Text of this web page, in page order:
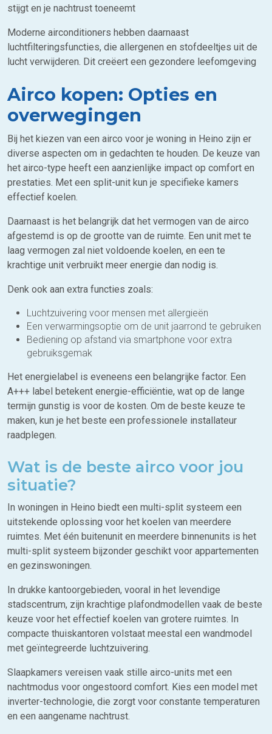
stijgt en je nachtrust toeneemt
Moderne airconditioners hebben daarnaast
luchtfilteringsfuncties, die allergenen en stofdeeltjes uit de
lucht verwijderen. Dit creëert een gezondere leefomgeving
Airco kopen: Opties en
overwegingen
Bij het kiezen van een airco voor je woning in Heino zijn er
diverse aspecten om in gedachten te houden. De keuze van
het airco-type heeft een aanzienlijke impact op comfort en
prestaties. Met een split-unit kun je specifieke kamers
effectief koelen.
Daarnaast is het belangrijk dat het vermogen van de airco
afgestemd is op de grootte van de ruimte. Een unit met te
laag vermogen zal niet voldoende koelen, en een te
krachtige unit verbruikt meer energie dan nodig is.
Denk ook aan extra functies zoals:
Luchtzuivering voor mensen met allergieën
Een verwarmingsoptie om de unit jaarrond te gebruiken
Bediening op afstand via smartphone voor extra
gebruiksgemak
Het energielabel is eveneens een belangrijke factor. Een
A+++ label betekent energie-efficiëntie, wat op de lange
termijn gunstig is voor de kosten. Om de beste keuze te
maken, kun je het beste een professionele installateur
raadplegen.
Wat is de beste airco voor jou
situatie?
In woningen in Heino biedt een multi-split systeem een
uitstekende oplossing voor het koelen van meerdere
ruimtes. Met één buitenunit en meerdere binnenunits is het
multi-split systeem bijzonder geschikt voor appartementen
en gezinswoningen.
In drukke kantoorgebieden, vooral in het levendige
stadscentrum, zijn krachtige plafondmodellen vaak de beste
keuze voor het effectief koelen van grotere ruimtes. In
compacte thuiskantoren volstaat meestal een wandmodel
met geïntegreerde luchtzuivering.
Slaapkamers vereisen vaak stille airco-units met een
nachtmodus voor ongestoord comfort. Kies een model met
inverter-technologie, die zorgt voor constante temperaturen
en een aangename nachtrust.